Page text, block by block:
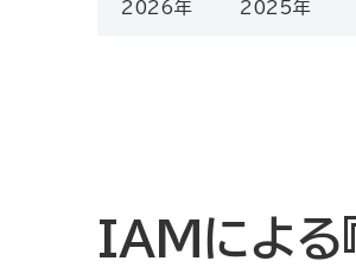
2026年 2025年
IAMによる